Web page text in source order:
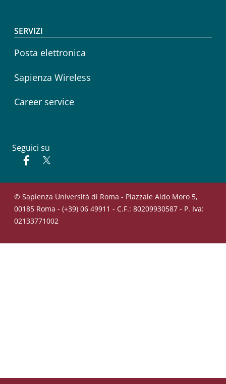
SERVIZI
Posta elettronica
Sapienza Wireless
Career service
Seguici su
Facebook
© Sapienza Università di Roma - Piazzale Aldo Moro 5,
00185 Roma - (+39) 06 49911 - C.F.: 80209930587 - P. Iva:
02133771002